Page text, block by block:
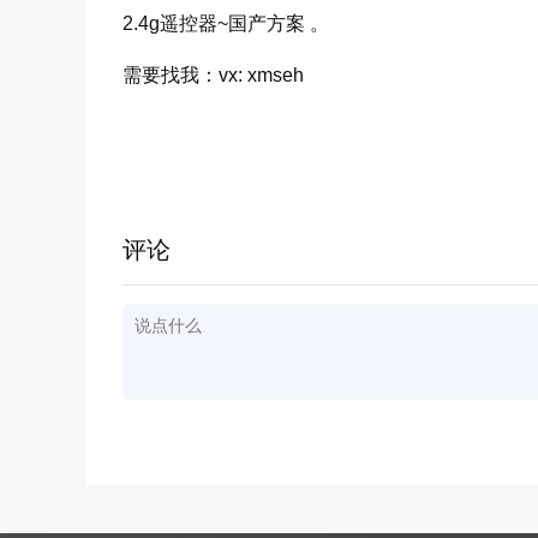
2.4g遥控器~国产方案 。
需要找我：vx: xmseh
评论